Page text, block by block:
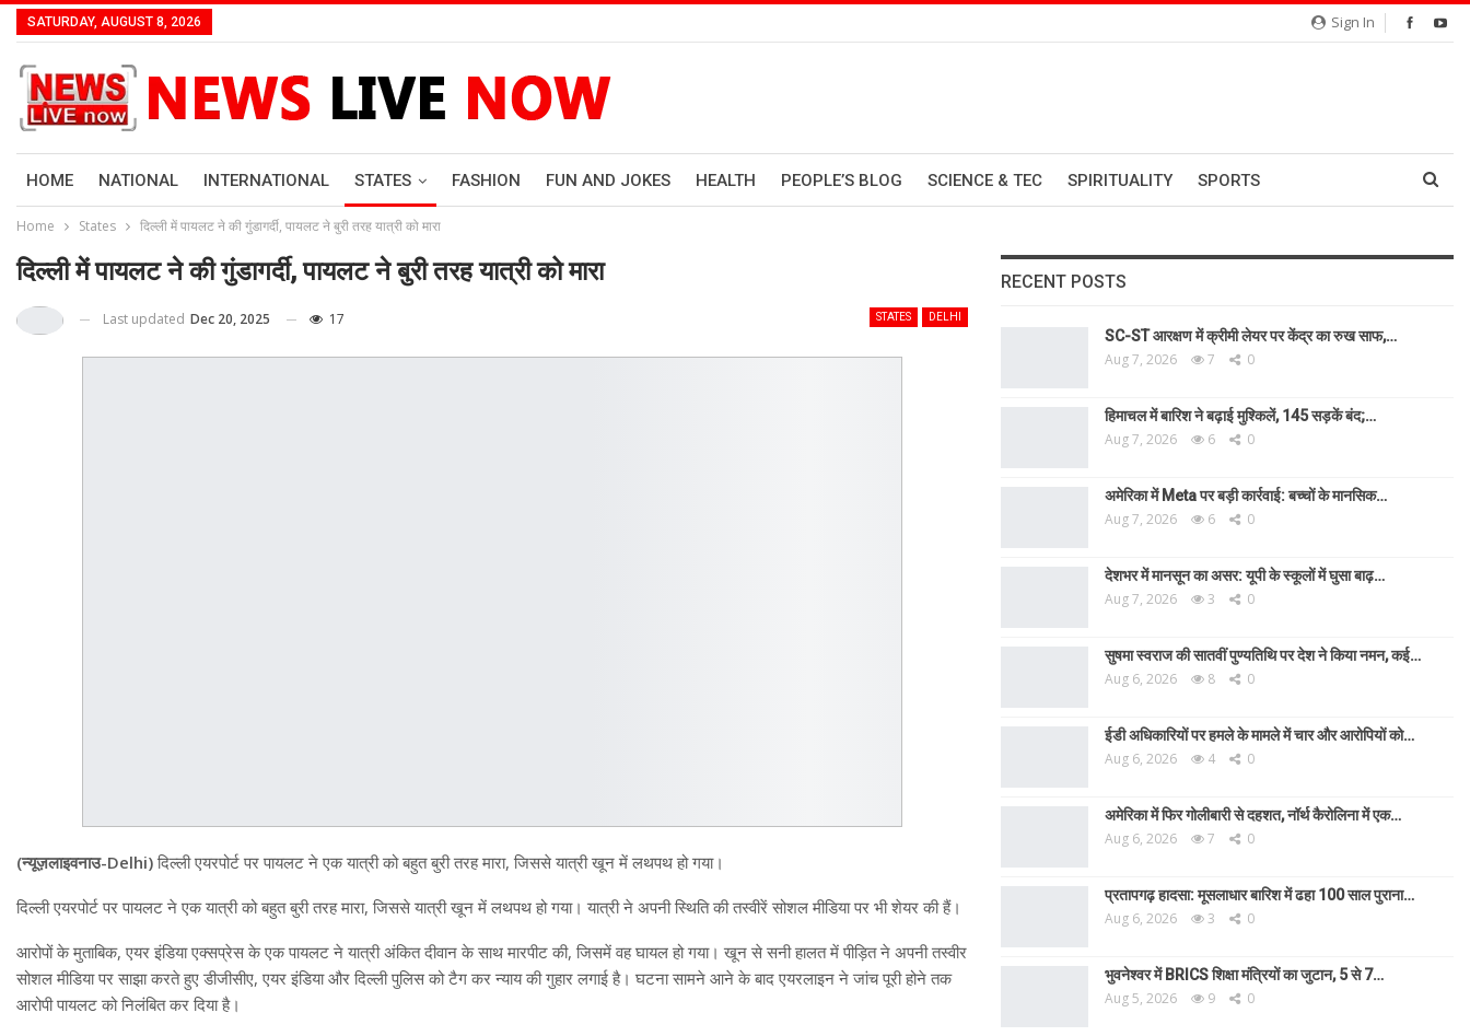
Sign In
SATURDAY, AUGUST 8, 2026
HOME NATIONAL INTERNATIONAL STATES FASHION FUN AND JOKES HEALTH PEOPLE’S BLOG SCIENCE & TEC SPIRITUALITY SPORTS
Home States दिल्ली में पायलट ने की गुंडागर्दी, पायलट ने बुरी तरह यात्री को मारा
दिल्ली में पायलट ने की गुंडागर्दी, पायलट ने बुरी तरह यात्री को मारा
STATES DELHI
Last updated Dec 20, 2025 17
(न्यूज़लाइवनाउ-Delhi)दिल्ली एयरपोर्ट पर पायलट ने एक यात्री को बहुत बुरी तरह मारा, जिससे यात्री खून में लथपथ हो गया।
दिल्ली एयरपोर्ट पर पायलट ने एक यात्री को बहुत बुरी तरह मारा, जिससे यात्री खून में लथपथ हो गया। यात्री ने अपनी स्थिति की तस्वीरें सोशल मीडिया पर भी शेयर की हैं।
आरोपों के मुताबिक, एयर इंडिया एक्सप्रेस के एक पायलट ने यात्री अंकित दीवान के साथ मारपीट की, जिसमें वह घायल हो गया। खून से सनी हालत में पीड़ित ने अपनी तस्वीर
सोशल मीडिया पर साझा करते हुए डीजीसीए, एयर इंडिया और दिल्ली पुलिस को टैग कर न्याय की गुहार लगाई है। घटना सामने आने के बाद एयरलाइन ने जांच पूरी होने तक
आरोपी पायलट को निलंबित कर दिया है।
RECENT POSTS
SC-ST आरक्षण में क्रीमी लेयर पर केंद्र का रुख साफ,…
Aug 7, 2026 7 0
हिमाचल में बारिश ने बढ़ाई मुश्किलें, 145 सड़कें बंद;…
Aug 7, 2026 6 0
अमेरिका में Meta पर बड़ी कार्रवाई: बच्चों के मानसिक…
Aug 7, 2026 6 0
देशभर में मानसून का असर: यूपी के स्कूलों में घुसा बाढ़…
Aug 7, 2026 3 0
सुषमा स्वराज की सातवीं पुण्यतिथि पर देश ने किया नमन, कई…
Aug 6, 2026 8 0
ईडी अधिकारियों पर हमले के मामले में चार और आरोपियों को…
Aug 6, 2026 4 0
अमेरिका में फिर गोलीबारी से दहशत, नॉर्थ कैरोलिना में एक…
Aug 6, 2026 7 0
प्रतापगढ़ हादसा: मूसलाधार बारिश में ढहा 100 साल पुराना…
Aug 6, 2026 3 0
भुवनेश्वर में BRICS शिक्षा मंत्रियों का जुटान, 5 से 7…
Aug 5, 2026 9 0